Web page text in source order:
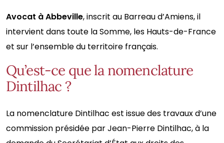
Avocat à Abbeville, inscrit au Barreau d’Amiens, il
intervient dans toute la Somme, les Hauts-de-France
et sur l’ensemble du territoire français.
Qu’est-ce que la nomenclature
Dintilhac ?
La nomenclature Dintilhac est issue des travaux d’une
commission présidée par Jean-Pierre Dintilhac, à la